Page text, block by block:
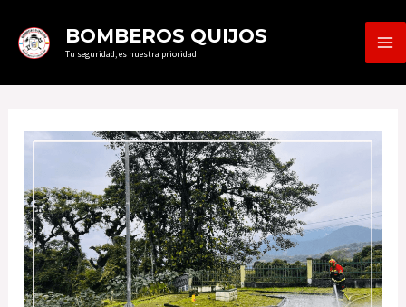
BOMBEROS QUIJOS
Tu seguridad, es nuestra prioridad